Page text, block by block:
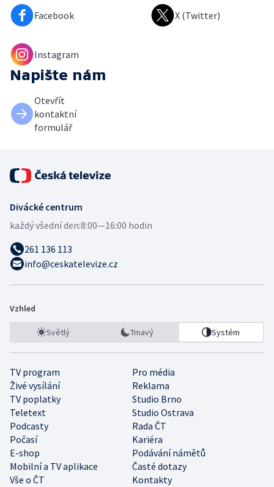
Facebook X (Twitter)
Instagram
Napište nám
Otevřít
kontaktní
formulář
Divácké centrum
každý všední den:8:00—16:00 hodin
261 136 113
info@ceskatelevize.cz
Vzhled
Světlý Tmavý Systém
TV program
Pro média
Živé vysílání
Reklama
TV poplatky
Studio Brno
Teletext
Studio Ostrava
Podcasty
Rada ČT
Počasí
Kariéra
E-shop
Podávání námětů
Mobilní a TV aplikace
Časté dotazy
Vše o ČT
Kontakty